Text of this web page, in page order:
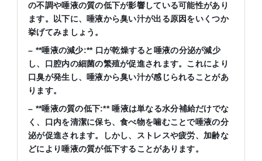
の不調や唾液の質の低下が影響している可能性があり
ます。以下に、唾液から臭い汁が出る原因をいくつか
挙げてみましょう。
– **唾液の減少:** 口が乾燥すると唾液の分泌が減少
し、口腔内の細菌の繁殖が促進されます。これにより
口臭が発生し、唾液から臭い汁が感じられることがあ
ります。
– **唾液の質の低下:** 唾液は単なる水分補給だけでな
く、口内を清潔に保ち、食べ物を噛むことで唾液の分
泌が促進されます。しかし、ストレスや疲労、加齢な
どにより唾液の質が低下することがあります。